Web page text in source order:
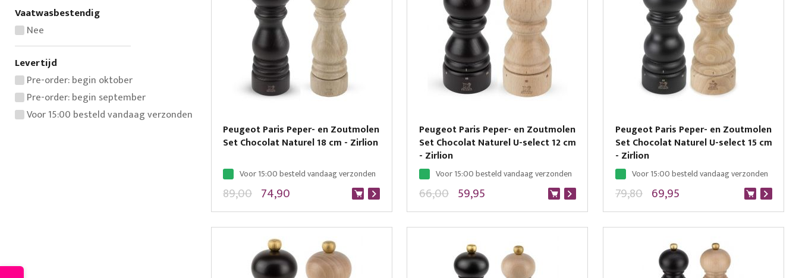
Peugeot Paris Peper- en Zoutmolen
Set Chocolat Naturel 18 cm - Zirlion
Voor 15:00 besteld vandaag verzonden
74,90
89,00
Peugeot Paris Peper- en Zoutmolen
Set Chocolat Naturel U-select 12 cm
- Zirlion
Voor 15:00 besteld vandaag verzonden
59,95
66,00
Peugeot Paris Peper- en Zoutmolen
Set Chocolat Naturel U-select 15 cm
- Zirlion
Voor 15:00 besteld vandaag verzonden
69,95
79,80
Vaatwasbestendig
Nee
Levertijd
Pre-order: begin oktober
Pre-order: begin september
Voor 15:00 besteld vandaag verzonden